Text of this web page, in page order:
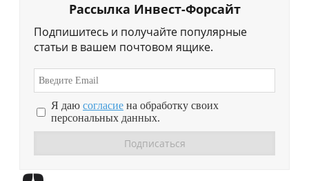
Рассылка Инвест-Форсайт
Подпишитесь и получайте популярные
статьи в вашем почтовом ящике.
Я даю согласие на обработку своих
персональных данных.